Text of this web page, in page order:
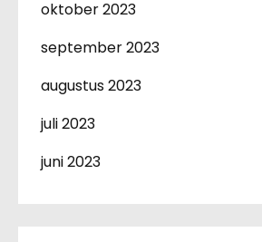
oktober 2023
september 2023
augustus 2023
juli 2023
juni 2023